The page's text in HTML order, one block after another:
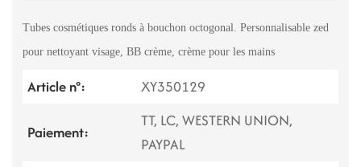
Tubes cosmétiques ronds à bouchon octogonal. Personnalisablezed
pour nettoyant visage, BB crème, crème pour les mains
Article n°: XY350129
Paiement:
TT, LC, WESTERN UNION,
PAYPAL